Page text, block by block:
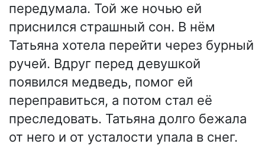
передумала. Той же ночью ей
приснился страшный сон. В нём
Татьяна хотела перейти через бурный
ручей. Вдруг перед девушкой
появился медведь, помог ей
переправиться, а потом стал её
преследовать. Татьяна долго бежала
от него и от усталости упала в снег.